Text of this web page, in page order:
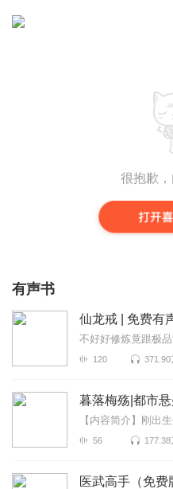
很抱歉
有声书
仙龙戒 | 免费有
不好好修炼竟跟极
120 371.90
暮落梅殇|都市
56 177.38
医武高手（免费